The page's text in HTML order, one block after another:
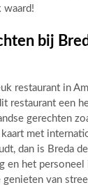
waard!
bij
restaurant in
restaurant een
gerechten
met
dan is Breda
en het
van